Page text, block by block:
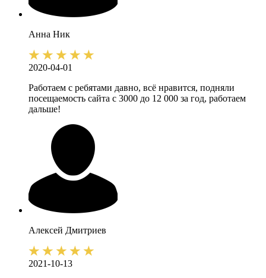
Анна Ник
2020-04-01
Работаем с ребятами давно, всё нравится, подняли
посещаемость сайта с 3000 до 12 000 за год, работаем
дальше!
Алексей Дмитриев
2021-10-13